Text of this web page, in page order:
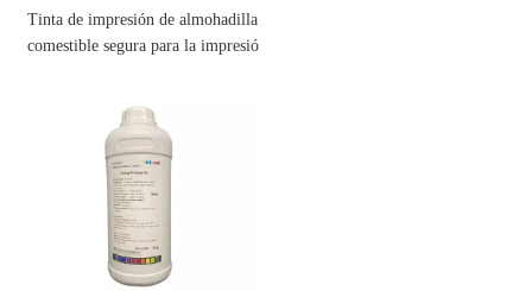
Tinta de impresión de almohadilla
comestible segura para la impresió